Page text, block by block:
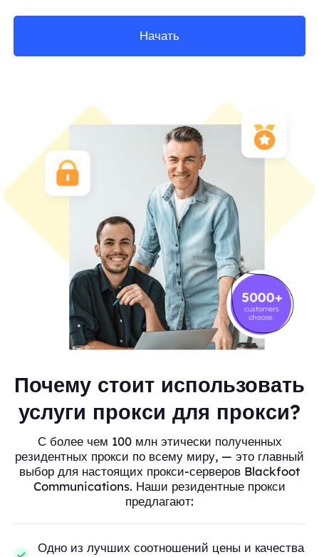
Начать
Почему стоит использовать
услуги прокси для прокси?
С более чем 100 млн этически полученных
резидентных прокси по всему миру, — это главный
выбор для настоящих прокси-серверов Blackfoot
Communications. Наши резидентные прокси
предлагают:
Одно из лучших соотношений цены и качества